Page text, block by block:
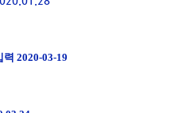
력 2020-03-19